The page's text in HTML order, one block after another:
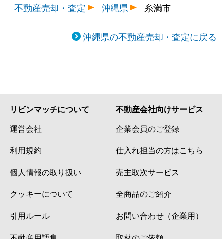
不動産売却・査定
沖縄県 糸満市
沖縄県の不動産売却・査定に戻る
リビンマッチについて
運営会社
利用規約
個人情報の取り扱い
クッキーについて
引用ルール
不動産会社向けサービス
企業会員のご登録
仕入れ担当の方はこちら
売主取次サービス
全商品のご紹介
お問い合わせ（企業用）